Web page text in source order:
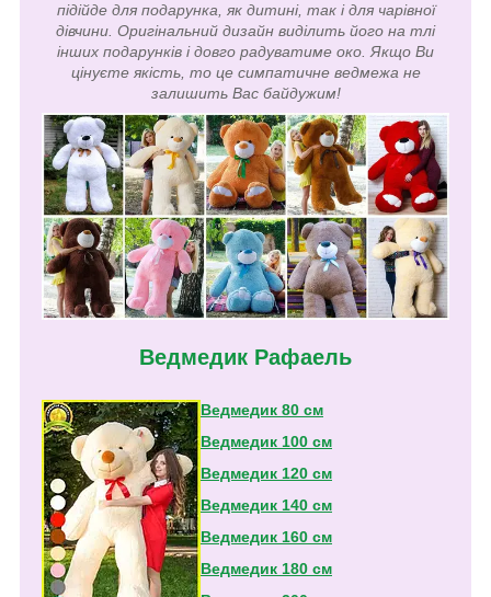
підійде для подарунка, як дитині, так і для чарівної
дівчини. Оригінальний дизайн виділить його на тлі
інших подарунків і довго радуватиме око. Якщо Ви
цінуєте якість, то це симпатичне ведмежа не
залишить Вас байдужим!
Ведмедик Рафаель
Ведмедик 80 см
Ведмедик 100 см
Ведмедик 120 см
Ведмедик 140 см
Ведмедик 160 см
Ведмедик 180 см